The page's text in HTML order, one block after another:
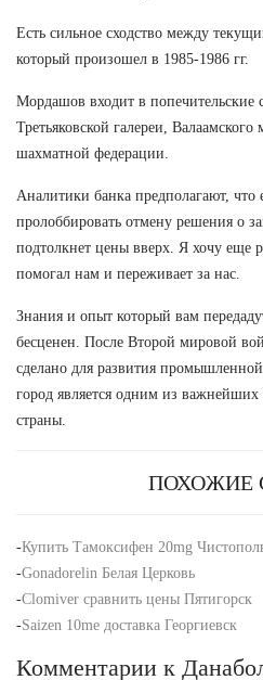
Есть сильное сходство между
который произошел в 1985-1986 гг.
Мордашов входит в попечительские
Третьяковской галереи,
шахматной федерации.
Аналитики банка предполагают,
пролоббировать отмену решения о
подтолкнет цены вверх. Я хочу еще
помогал нам и переживает за нас.
Знания и опыт который вам
бесценен. После Второй мировой
сделано для развития
город является одним из важнейших
страны.
ПОХОЖИЕ
-Купить Тамоксифен 20mg
-Gonadorelin Белая Церковь
-Clomiver сравнить цены Пятигорск
-Saizen 10me доставка Георгиевск
Комментарии к